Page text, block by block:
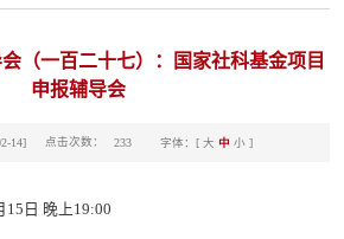
（一百二十七）：国家社科基金项目
申报辅导会
14] 点击次数： 233 字体：[ 大 中 小]
15日 晚上19:00